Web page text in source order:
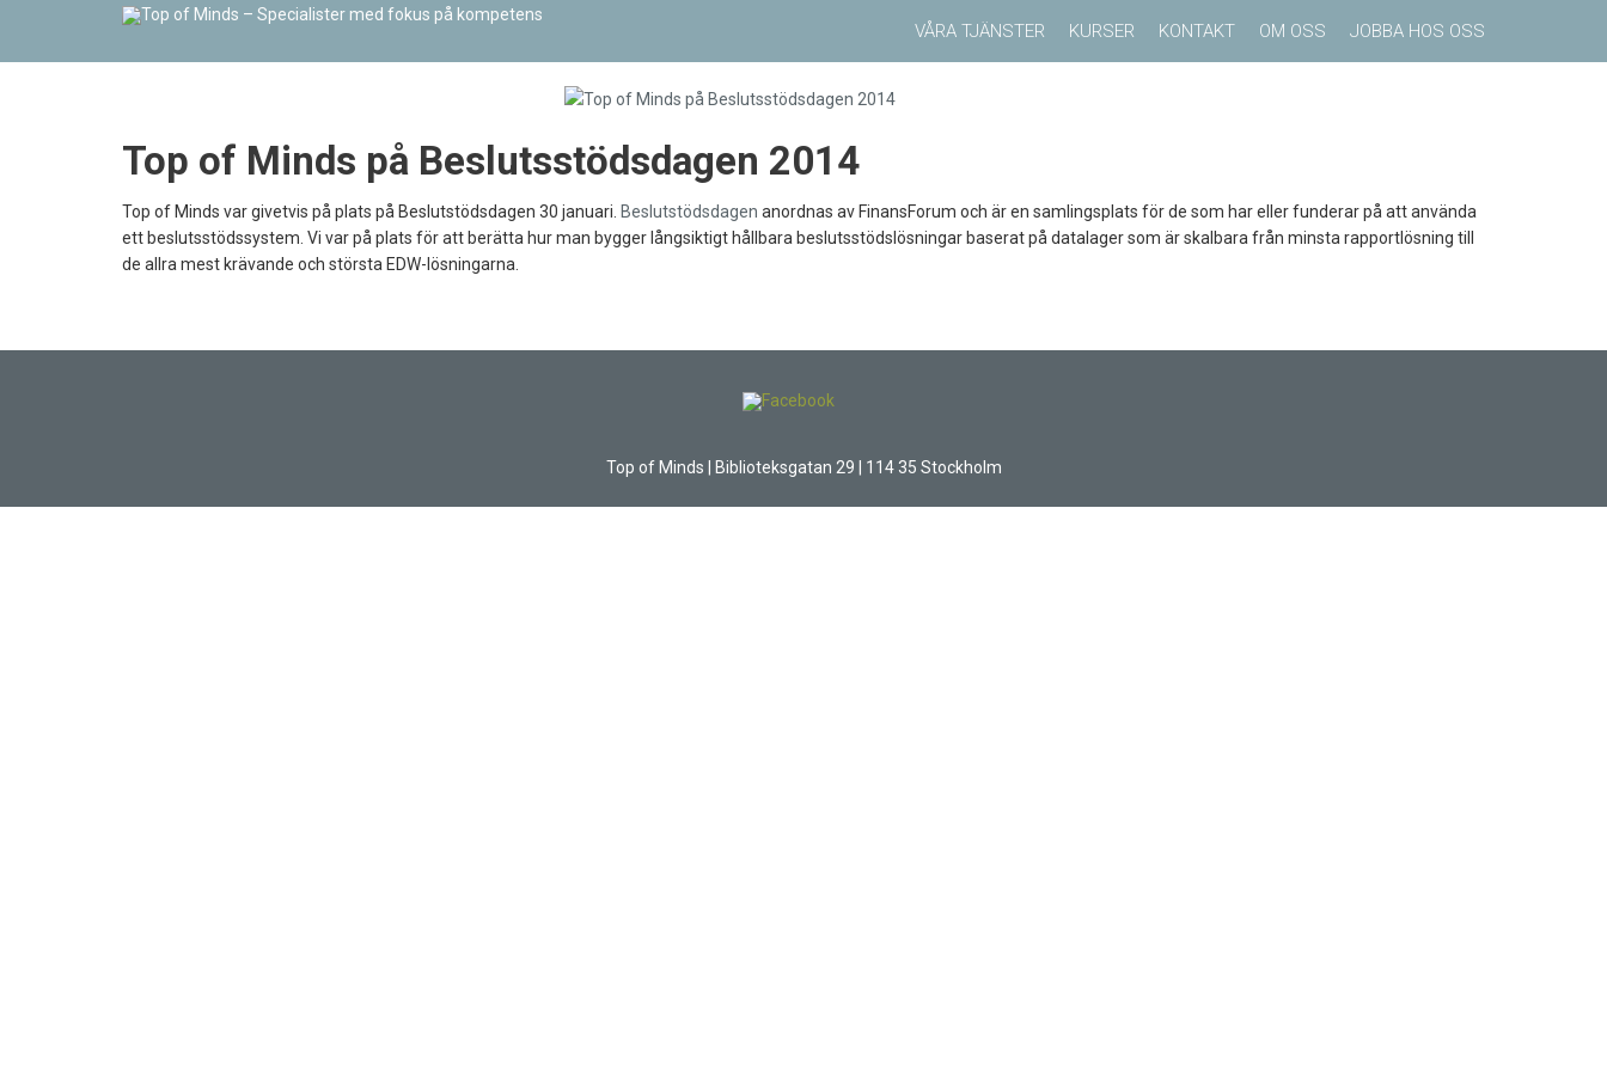
VÅRA TJÄNSTER KURSER KONTAKT OM OSS JOBBA HOS OSS
Top of Minds på Beslutsstödsdagen 2014
Top of Minds var givetvis på plats på Beslutstödsdagen 30 januari. Beslutstödsdagen anordnas av FinansForum och är en samlingsplats för de som har eller funderar på att använda
ett beslutsstödssystem. Vi var på plats för att berätta hur man bygger långsiktigt hållbara beslutsstödslösningar baserat på datalager som är skalbara från minsta rapportlösning till
de allra mest krävande och största EDW-lösningarna.
Top of Minds | Biblioteksgatan 29 | 114 35 Stockholm